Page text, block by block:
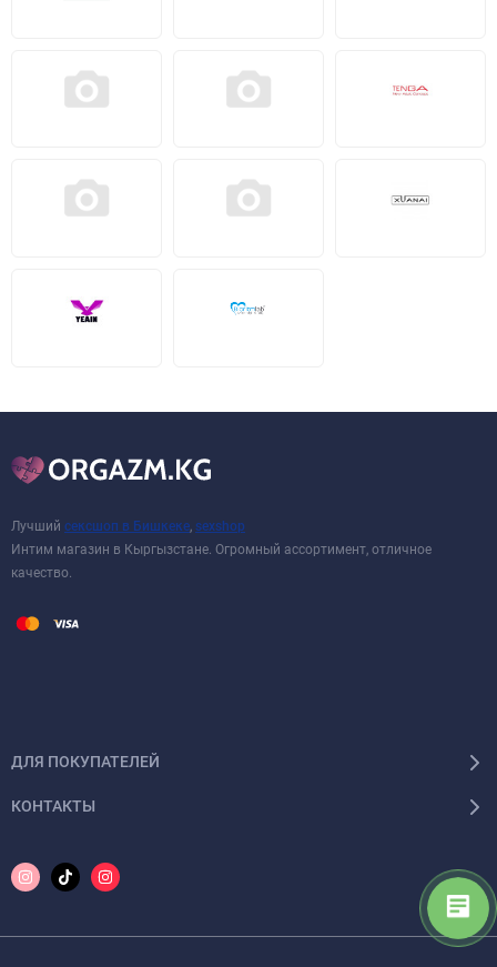
Лучший сексшоп в Бишкеке sexshop
Интим магазин в Кыргызстане. Огромный ассортимент, отличное
качество.
ДЛЯ ПОКУПАТЕЛЕЙ
КОНТАКТЫ